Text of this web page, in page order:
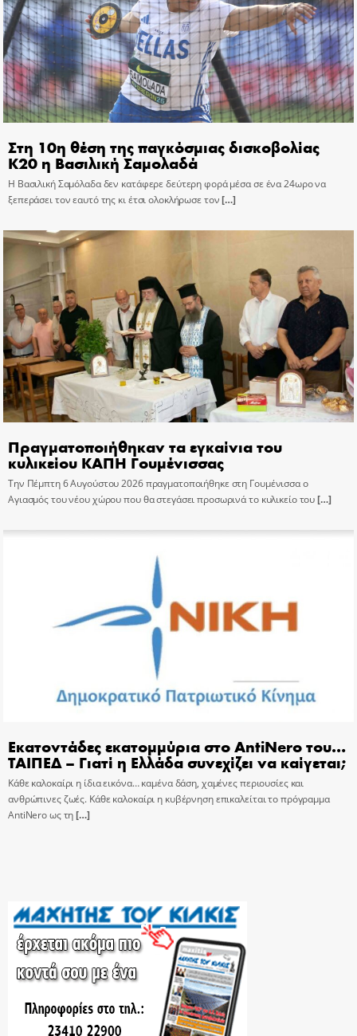
Στη 10η θέση της παγκόσμιας δισκοβολίας
Κ20 η Βασιλική Σαμολαδά
Η Βασιλική Σαμόλαδα δεν κατάφερε δεύτερη φορά μέσα σε ένα 24ωρο να
ξεπεράσει τον εαυτό της κι έτσι ολοκλήρωσε τον[…]
Πραγματοποιήθηκαν τα εγκαίνια του
κυλικείου ΚΑΠΗ Γουμένισσας
Την Πέμπτη 6 Αυγούστου 2026 πραγματοποιήθηκε στη Γουμένισσα ο
Αγιασμός του νέου χώρου που θα στεγάσει προσωρινά το κυλικείο του[…]
Εκατοντάδες εκατομμύρια στο AntiNero του…
ΤΑΙΠΕΔ – Γιατί η Ελλάδα συνεχίζει να καίγεται;
Κάθε καλοκαίρι η ίδια εικόνα… καμένα δάση, χαμένες περιουσίες και
ανθρώπινες ζωές. Κάθε καλοκαίρι η κυβέρνηση επικαλείται το πρόγραμμα
AntiNero ως τη[…]